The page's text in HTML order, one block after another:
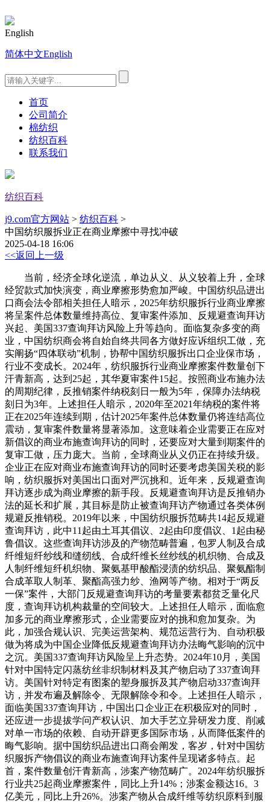
English
简体中文English
首页
公司简介
棉纺织
纺织百科
联系我们
纺织百科
j9.com官方网站 > 纺织百科 >
中国纺织服拆业正在商业摩擦中寻找冲破
2025-04-18 16:06
<<返回上一级
当前，经济全球化逆流，单边从义、从义较着上升，全球
经贸款式加快演变，商业摩擦形势愈加严峻。中国纺织品进出
口商会法令部相关担任人暗示，2025年纺织服拆行业商业摩擦
将呈案件总体数量维持高位、复审案件添加、反规避查询拜访
兴起、美国337查询拜访风险上升等趋向。面临复杂多变的商
业，中国纺织商会将自始自终共同各方做好应诉组织工做，充
实阐扬“四体联动”机制，协帮中国纺织服拆出口企业保市场，
行业不变成长。2024年，纺织服拆行业商业摩擦案件数量创下
汗青新高，达到25起，其华夏审案件15起。按照商业布施办法
的周期纪律，反推销案件纳税刻日一般为5年，保障办法纳税
刻日为3年。上述担任人暗示，2020年至2021年纳税的案件将
正在2025年连续到期，估计2025年案件总体数量仍将连结高位
震动，复审案件数量将显著添加。这意味着企业需要正在应对
新倡议的商业布施查询拜访的同时，还要应对大量到期案件的
复审工做，压力庞大。当前，全球商业从义仍正在持续升级。
企业正在应对商业布施查询拜访的同时还要考虑美国关税的影
响，纺织服拆对美国出口面对严沉挑和。近年来，反规避查询
拜访逐步成为商业摩擦的新手段。反规避查询拜访是反推销办
法的延长和扩展，其目标是防止被查询拜访产物通过各类体例
规避反推销税。2019年以来，中国纺织服拆范畴共14起反规避
查询拜访，此中11起由土耳其倡议、2起由印度倡议、1起由秘
鲁倡议。这些查询拜访涉及的产物范畴普遍，包罗人制及合成
纤维短纤纱线和缝纫线、合成纤维长丝纱线的机织物、合成及
人制纤维短纤机织物、聚氨基甲酸酯浸渍的纺织品、聚氨酯制
合成革取人制革、聚酯高强力纱、渔网等产物。相对于“两反
一保”案件，大部门反规避查询拜访的考量要素都贫乏量化尺
度，查询拜访机构裁量的空间较大。上述担任人暗示，面临愈
加多元的商业摩擦形式，企业需要应对的挑和愈加复杂。为
此，加强合规认识、完美运营架构、规范运营行为、自动积极
做为将成为中国企业降低反规避查询拜访办法晦气影响的沉中
之沉。美国337查询拜访风险呈上升态势。2024年10月，美国
针对中国特定闪蒸纺丝非织制材料及其产物启动了337查询拜
访。美国针对特定有图案的塑身服拆及其产物启动337查询拜
访，并发布遍及解除令、无限解除令和令。上述担任人暗示，
面临美国337查询拜访，中国出口企业正在积极应对的同时，
还应进一步提拔学问产权认识、加大手艺立异研发力度、削减
对单一市场的依赖、自动开辟更多国际市场，从而降低案件的
晦气影响。据中国纺织品进出口商会阐发，客岁，针对中国纺
织服拆产物倡议的商业布施查询拜访案件呈现诸多特点。起
首，案件数量创汗青新高，涉案产物范畴广。2024年纺织服拆
行业共25起商业摩擦案件，同比上升14%；涉案金额达16。3
亿美元，同比上升26%。涉案产物从合成纤维等纺织原料到服